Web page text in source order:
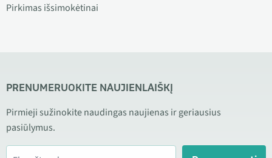
Pirkimas išsimokėtinai
PRENUMERUOKITE NAUJIENLAIŠKĮ
Pirmieji sužinokite naudingas naujienas ir geriausius
pasiūlymus.